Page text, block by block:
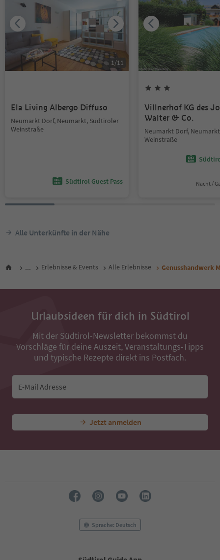
1/11
Ela Living Albergo Diffuso
Neumarkt Dorf, Neumarkt, Südtiroler
Weinstraße
Südtirol Guest Pass
Villnerhof KG des
Walter & Co.
Neumarkt Dorf,
Weinstraße
Nacht /
Alle Unterkünfte in der Nähe
... Erlebnisse & Events Alle Erlebnisse Genusshandwerk
Urlaubsideen für dich in Südtirol
Mit der Südtirol-Newsletter bekommst du
Vorschläge für deine Auszeit, Veranstaltungs-Tipps
und typische Rezepte direkt ins Postfach.
E-Mail Adresse
Jetzt anmelden
Sprache: Deutsch